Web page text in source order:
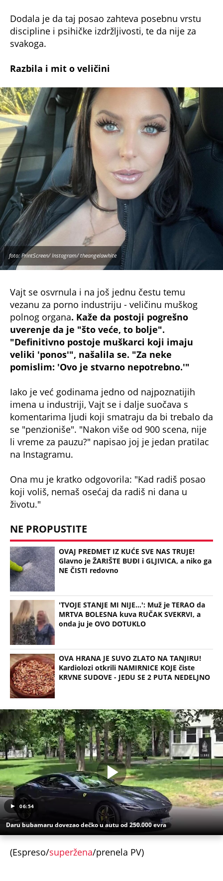
Dodala je da taj posao zahteva posebnu vrstu
discipline i psihičke izdržljivosti, te da nije za
svakoga.
Razbila i mit o veličini
foto: PrintScreen/ Instagram/ theangelawhite
Vajt se osvrnula i na još jednu čestu temu
vezanu za porno industriju - veličinu muškog
polnog organa. Kaže da postoji pogrešno
uverenje da je "što veće, to bolje".
"Definitivno postoje muškarci koji imaju
veliki 'ponos'", našalila se. "Za neke
pomislim: 'Ovo je stvarno nepotrebno.'"
Iako je već godinama jedno od najpoznatijih
imena u industriji, Vajt se i dalje suočava s
komentarima ljudi koji smatraju da bi trebalo da
se "penzioniše". "Nakon više od 900 scena, nije
li vreme za pauzu?" napisao joj je jedan pratilac
na Instagramu.
Ona mu je kratko odgovorila: "Kad radiš posao
koji voliš, nemaš osećaj da radiš ni dana u
životu."
NE PROPUSTITE
OVAJ PREDMET IZ KUĆE SVE NAS TRUJE!
Glavno je ŽARIŠTE BUĐI i GLJIVICA, a niko ga
NE ČISTI redovno
'TVOJE STANJE MI NIJE...': Muž je TERAO da
MRTVA BOLESNA kuva RUČAK SVEKRVI, a
onda ju je OVO DOTUKLO
OVA HRANA JE SUVO ZLATO NA TANJIRU!
Kardiolozi otkrili NAMIRNICE KOJE čiste
KRVNE SUDOVE - JEDU SE 2 PUTA NEDELJNO
06:54
Daru bubamaru dovezao dečko u autu od 250.000 evra
(Espreso/superžena/prenela PV)